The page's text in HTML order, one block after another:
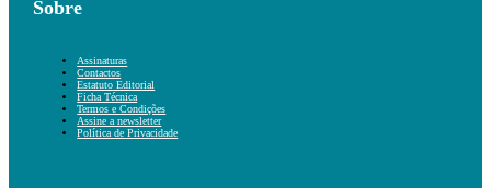
Sobre
Assinaturas
Contactos
Estatuto Editorial
Ficha Técnica
Termos e Condições
Assine a newsletter
Política de Privacidade